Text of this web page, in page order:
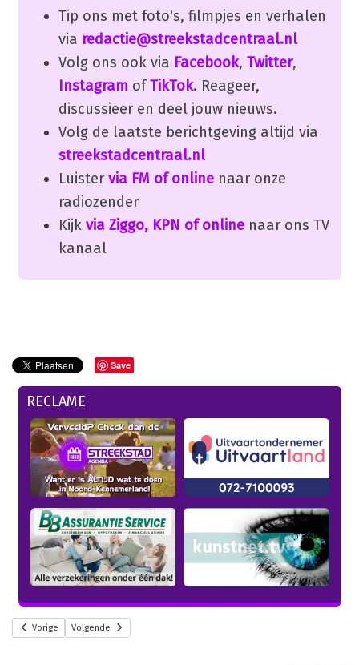
Tip ons met foto's, filmpjes en verhalen
via redactie@streekstadcentraal.nl
Volg ons ook via Facebook, Twitter,
Instagram ofTikTok. Reageer,
discussieer en deel jouw nieuws.
Volg de laatste berichtgeving altijd via
streekstadcentraal.nl
Luister via FM of onlinenaar onze
radiozender
Kijk via Ziggo, KPN of onlinenaar ons TV
kanaal
Save
RECLAME
Vorige Volgende